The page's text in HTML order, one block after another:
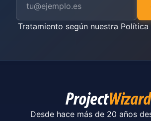
Tratamiento según nuestra Política
Desde hace más de 20 años